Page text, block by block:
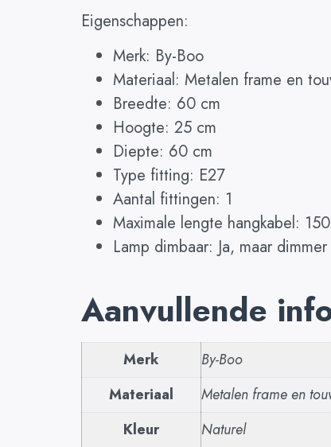
Eigenschappen:
Merk: By-Boo
Materiaal: Metalen frame en
Breedte: 60 cm
Hoogte: 25 cm
Diepte: 60 cm
Type fitting: E27
Aantal fittingen: 1
Maximale lengte hangkabel: 150
Lamp dimbaar: Ja, maar
Aanvullende
Merk
By-Boo
Materiaal
Metalen frame en
Kleur
Naturel